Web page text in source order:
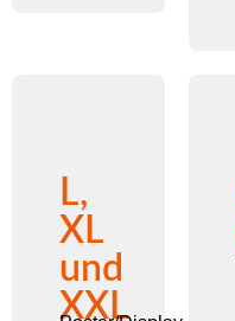
L,
XL
und
XXL